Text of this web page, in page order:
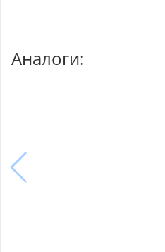
Аналоги: